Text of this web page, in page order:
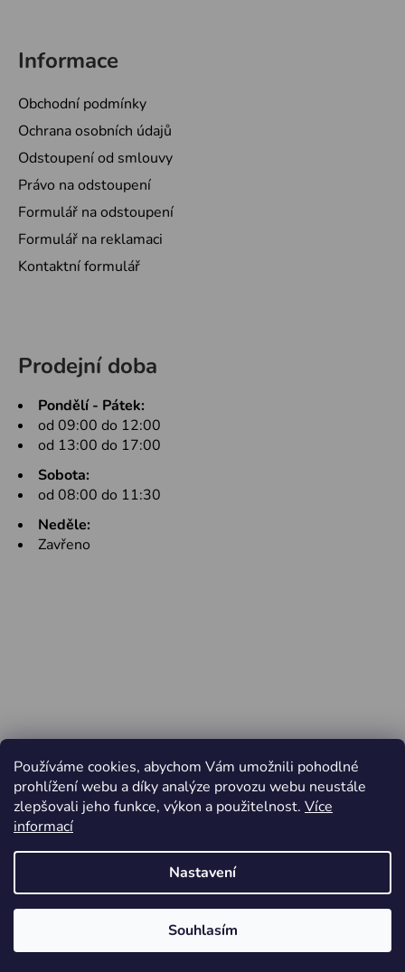
Používáme cookies, abychom Vám umožnili pohodlné
prohlížení webu a díky analýze provozu webu neustále
zlepšovali jeho funkce, výkon a použitelnost. Více
informací
Nastavení
Souhlasím
Informace
Obchodní podmínky
Ochrana osobních údajů
Odstoupení od smlouvy
Právo na odstoupení
Formulář na odstoupení
Formulář na reklamaci
Kontaktní formulář
Prodejní doba
Pondělí - Pátek:
od 09:00 do 12:00
od 13:00 do 17:00
Sobota:
od 08:00 do 11:30
Neděle:
Zavřeno
Vytvořil Shoptet
Jiří Minařík - Cyklo Rajhrad
práva vyhrazena.